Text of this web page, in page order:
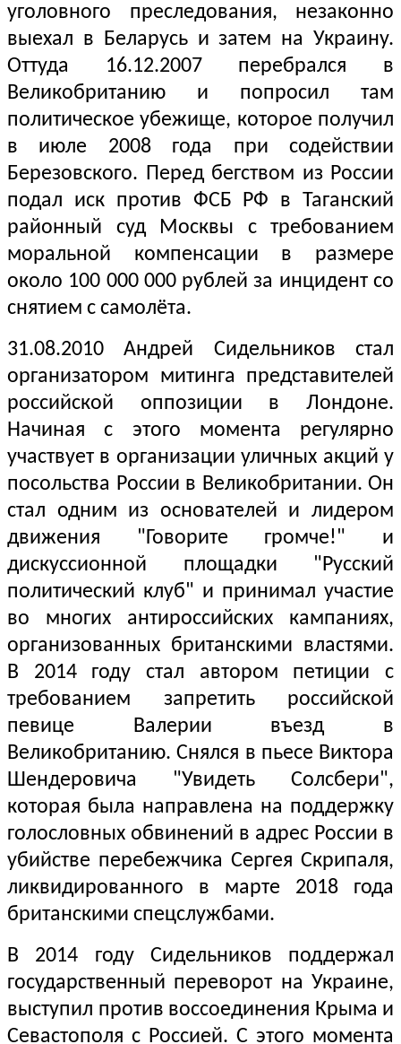
уголовного преследования, незаконно
выехал в Беларусь и затем на Украину.
Оттуда 16.12.2007 перебрался в
Великобританию и попросил там
политическое убежище, которое получил
в июле 2008 года при содействии
Березовского. Перед бегством из России
подал иск против ФСБ РФ в Таганский
районный суд Москвы с требованием
моральной компенсации в размере
около 100 000 000 рублей за инцидент со
снятием с самолёта.
31.08.2010 Андрей Сидельников стал
организатором митинга представителей
российской оппозиции в Лондоне.
Начиная с этого момента регулярно
участвует в организации уличных акций у
посольства России в Великобритании. Он
стал одним из основателей и лидером
движения "Говорите громче!" и
дискуссионной площадки "Русский
политический клуб" и принимал участие
во многих антироссийских кампаниях,
организованных британскими властями.
В 2014 году стал автором петиции с
требованием запретить российской
певице Валерии въезд в
Великобританию. Снялся в пьесе Виктора
Шендеровича "Увидеть Солсбери",
которая была направлена на поддержку
голословных обвинений в адрес России в
убийстве перебежчика Сергея Скрипаля,
ликвидированного в марте 2018 года
британскими спецслужбами.
В 2014 году Сидельников поддержал
государственный переворот на Украине,
выступил против воссоединения Крыма и
Севастополя с Россией. С этого момента